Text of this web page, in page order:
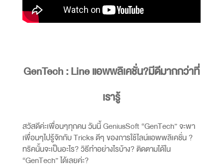
GenTech : Line แอพพลิเคชั่น?มีดีมากกว่าที่
เรารู้
สวัสดีค่ะเพื่อนๆทุกคน วันนี้GeniusSoft“GenTech” จะพา
เพื่อนๆไปรู้จักกับ Tricks ดีๆ ของการใช้ไลน์แอพพลิเคชั่น ?
ทริคนั้นจะเป็นอะไร? วิธีทำอย่างไรบ้าง? ติดตามได้ใน
“GenTech” ได้เลยค่ะ?